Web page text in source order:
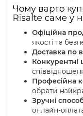
Чому варто
Risalte саме у
Офіційна
якості та
Доставка по
Конкурентні
Професійна
обрати
Зручні
онлайн-